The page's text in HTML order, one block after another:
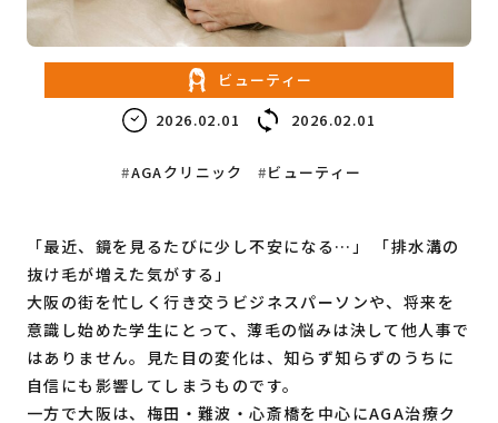
ビジネス
ビューティー
2026.02.01
2026.02.01
AGAクリニック ビューティー
「最近、鏡を見るたびに少し不安になる…」 「排水溝の
抜け毛が増えた気がする」
大阪の街を忙しく行き交うビジネスパーソンや、将来を
意識し始めた学生にとって、薄毛の悩みは決して他人事で
はありません。見た目の変化は、知らず知らずのうちに
自信にも影響してしまうものです。
一方で大阪は、梅田・難波・心斎橋を中心にAGA治療ク